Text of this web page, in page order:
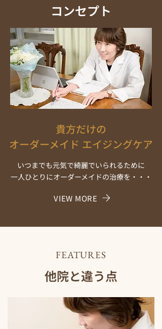
コンセプト
貴方だけの
オーダーメイド エイジングケア
いつまでも元気で綺麗でいられるために
一人ひとりにオーダーメイドの治療を・・・
VIEW MORE
FEATURES
他院と違う点